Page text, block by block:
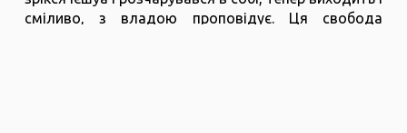
сміливо, з владою проповідує. Ця свобода